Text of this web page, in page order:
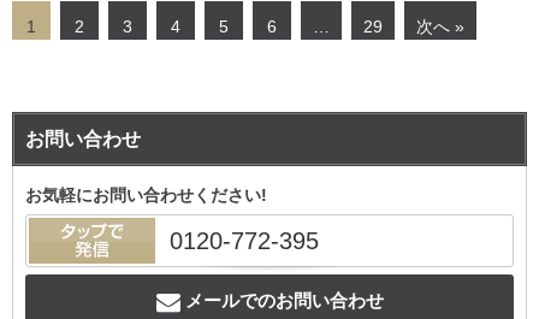
スタッフ紹介
リフォーム施工例
お客様の声
1 2 3 4 5 6 29 次へ »
お問い合わせ
お気軽にお問い合わせください!
0120-772-395
メールでのお問い合わせ